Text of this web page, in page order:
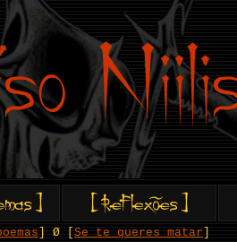
] Ø [ Se te queres matar